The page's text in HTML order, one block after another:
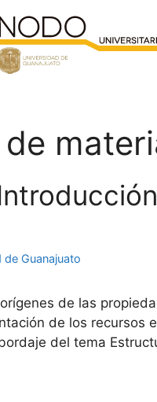
de Guanajuato
de las
de los recursos
del tema